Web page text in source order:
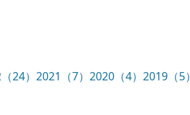
24） 2021（7） 2020（4） 2019（5）